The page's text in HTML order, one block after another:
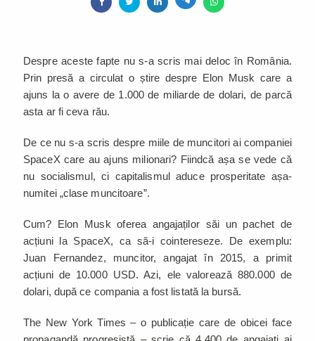
Despre aceste fapte nu s-a scris mai deloc în România.
Prin presă a circulat o știre despre Elon Musk care a
ajuns la o avere de 1.000 de miliarde de dolari, de parcă
asta ar fi ceva rău.
De ce nu s-a scris despre miile de muncitori ai companiei
SpaceX care au ajuns milionari? Fiindcă așa se vede că
nu socialismul, ci capitalismul aduce prosperitate așa-
numitei „clase muncitoare”.
Cum? Elon Musk oferea angajaților săi un pachet de
acțiuni la SpaceX, ca să-i cointereseze. De exemplu:
Juan Fernandez, muncitor, angajat în 2015, a primit
acțiuni de 10.000 USD. Azi, ele valorează 880.000 de
dolari, după ce compania a fost listată la bursă.
The New York Times – o publicație care de obicei face